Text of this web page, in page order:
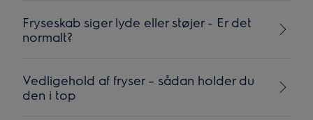
Fryseskab siger lyde eller støjer - Er det
normalt?
Vedligehold af fryser – sådan holder du
den i top